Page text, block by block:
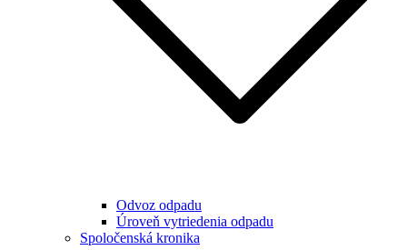
Odvoz odpadu
Úroveň vytriedenia odpadu
Spoločenská kronika